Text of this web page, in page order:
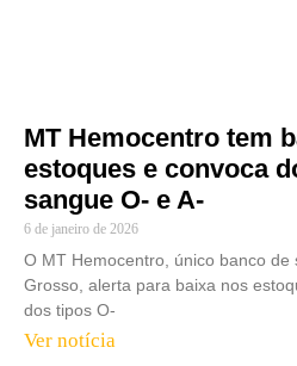
MT Hemocentro tem
estoques e convoca
sangue O- e A-
6 de janeiro de 2026
O MT Hemocentro, único banco de
Grosso, alerta para baixa nos
dos tipos O-
Ver notícia